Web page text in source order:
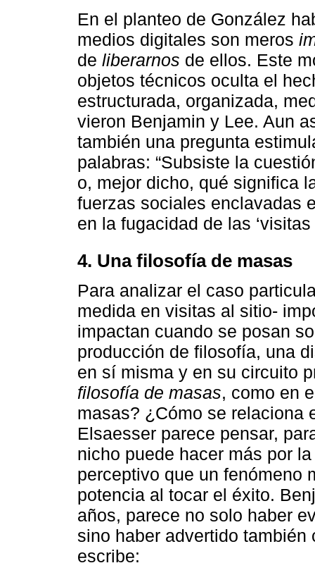
En el planteo de González
medios digitales son meros
de liberarnos de ellos. Este
objetos técnicos oculta el
estructurada, organizada,
vieron Benjamin y Lee. Aun
también una pregunta
palabras: “Subsiste la
o, mejor dicho, qué significa
fuerzas sociales enclavadas
en la fugacidad de las ‘visitas
4. Una filosofía de masas
Para analizar el caso
medida en visitas al sitio-
impactan cuando se posan
producción de filosofía, una
en sí misma y en su circuito
filosofía de masas, como en
masas? ¿Cómo se relaciona
Elsaesser parece pensar,
nicho puede hacer más por
perceptivo que un fenómeno
potencia al tocar el éxito.
años, parece no solo haber
sino haber advertido
escribe: